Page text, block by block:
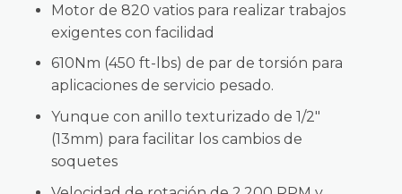
Motor de 820 vatios para realizar trabajos
exigentes con facilidad
610Nm (450 ft-lbs) de par de torsión para
aplicaciones de servicio pesado.
Yunque con anillo texturizado de 1/2″
(13mm) para facilitar los cambios de
soquetes